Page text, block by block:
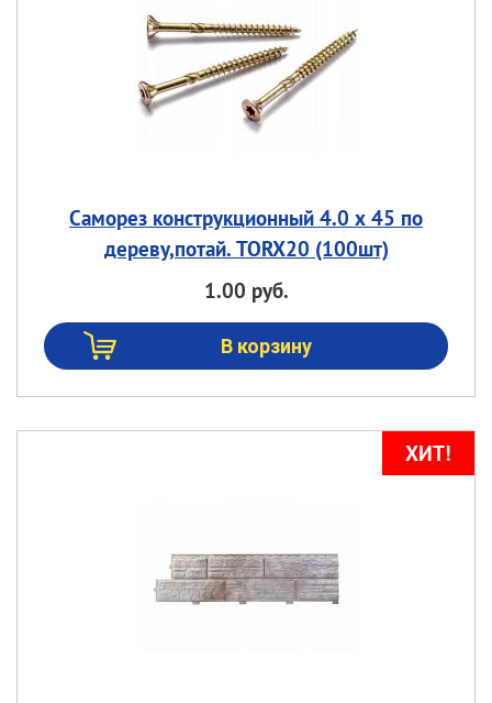
Саморез конструкционный 4.0 х 45 по
дереву,потай. TORX20 (100шт)
1.00 руб.